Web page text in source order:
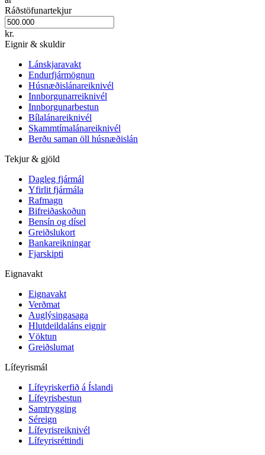
Ráðstöfunartekjur
kr.
Eignir & skuldir
Lánskjaravakt
Endurfjármögnun
Húsnæðislánareiknivél
Innborgunarreiknivél
Innborgunarbestun
Bílalánareiknivél
Skammtímalánareiknivél
Berðu saman öll húsnæðislán
Tekjur & gjöld
Dagleg fjármál
Yfirlit fjármála
Rafmagn
Bifreiðaskoðun
Bensín og dísel
Greiðslukort
Bankareikningar
Fjarskipti
Eignavakt
Eignavakt
Verðmat
Auglýsingasaga
Hlutdeildaláns eignir
Vöktun
Greiðslumat
Lífeyrismál
Lífeyriskerfið á Íslandi
Lífeyrisbestun
Samtrygging
Séreign
Lífeyrisreiknivél
Lífeyrisréttindi